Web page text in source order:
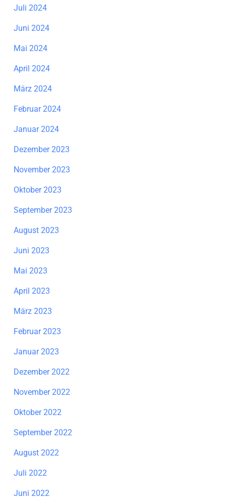
Juli 2024
Juni 2024
Mai 2024
April 2024
März 2024
Februar 2024
Januar 2024
Dezember 2023
November 2023
Oktober 2023
September 2023
August 2023
Juni 2023
Mai 2023
April 2023
März 2023
Februar 2023
Januar 2023
Dezember 2022
November 2022
Oktober 2022
September 2022
August 2022
Juli 2022
Juni 2022